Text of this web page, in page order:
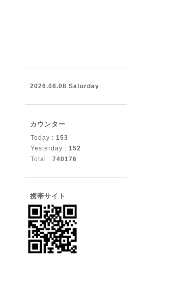
2026.08.08 Saturday
カウンター
Today : 153
Yesterday : 152
Total : 740176
携帯サイト